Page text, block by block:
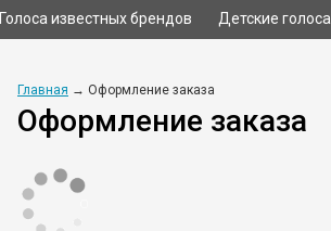
Голоса известных брендов Детские голоса
Главная → Оформление заказа
Оформление заказа